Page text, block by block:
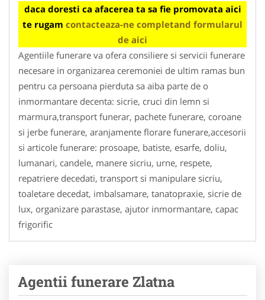
daca doresti ca afacerea ta sa fie promovata aici
te rugam contacteaza-ne completand formularul
de aici
Agentiile funerare va ofera consiliere si servicii funerare
necesare in organizarea ceremoniei de ultim ramas bun
pentru ca persoana pierduta sa aiba parte de o
inmormantare decenta: sicrie, cruci din lemn si
marmura,transport funerar, pachete funerare, coroane
si jerbe funerare, aranjamente florare funerare,accesorii
si articole funerare: prosoape, batiste, esarfe, doliu,
lumanari, candele, manere sicriu, urne, respete,
repatriere decedati, transport si manipulare sicriu,
toaletare decedat, imbalsamare, tanatopraxie, sicrie de
lux, organizare parastase, ajutor inmormantare, capac
frigorific
Agentii funerare Zlatna